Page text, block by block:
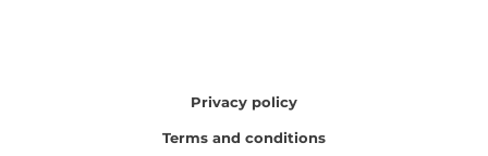
Privacy policy
Terms and conditions